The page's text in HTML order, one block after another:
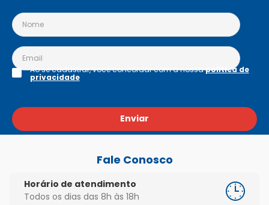
Enviar
Ao se cadastrar, você concordar com a nossapolítica de
privacidade
Fale Conosco
Horário de atendimento
Todos os dias das 8h às 18h